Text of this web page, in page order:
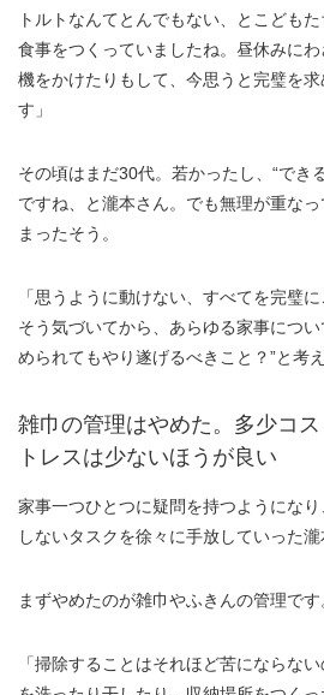
トルトなんてとんでもない、とこども
食事をつくっていましたね。昼休みに
機をかけたりもして、今思うと完璧を
す」
その頃はまだ30代。若かったし、“でき
ですね、と瀧本さん。でも無理が重な
まったそう。
「思うように動けない、すべてを完璧
そう気づいてから、あらゆる家事につい
められてもやり遂げるべきこと？”と考
雑巾の管理はやめた。多少コ
トレスは少ないほうが良い
家事一つひとつに疑問を持つようにな
しないタスクを徐々に手放していった瀧
まずやめたのが雑巾やふきんの管理です
「掃除することはそれほど苦にならな